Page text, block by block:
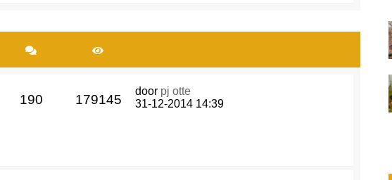
190 179145
door pj otte
31-12-2014 14:39